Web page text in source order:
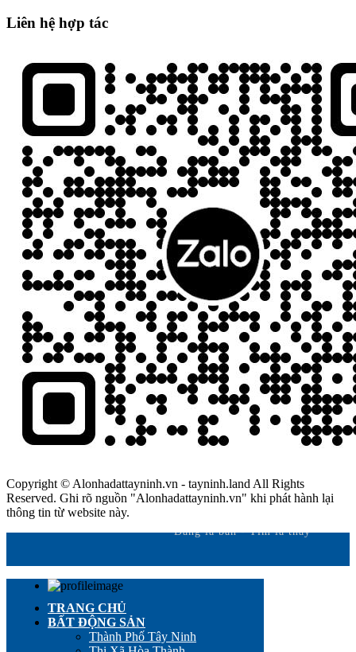
Liên hệ hợp tác
Copyright © Alonhadattayninh.vn - tayninh.land All Rights
Reserved. Ghi rõ nguồn "Alonhadattayninh.vn" khi phát hành lại
thông tin từ website này.
Đăng là bán - Tìm là thấy
TRANG CHỦ
BẤT ĐỘNG SẢN
Thành Phố Tây Ninh